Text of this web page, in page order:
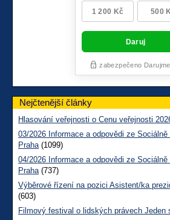
Nejčtenější články
Hlasování veřejnosti o Cenu veřejnosti
03/2026 Informace a odpovědi ze
Praha(1099)
04/2026 Informace a odpovědi ze
Praha(737)
Výběrové řízení na pozici Asistent/ka
(603)
Filmový festival o lidských právech Jeden